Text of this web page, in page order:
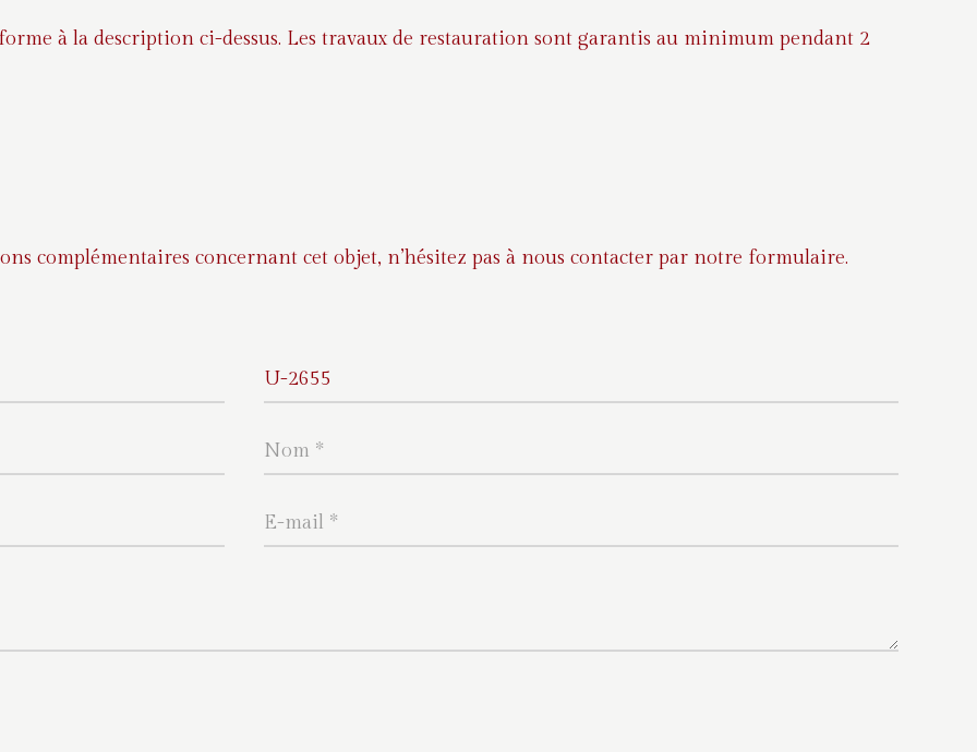
à la description ci-dessus. Les travaux de restauration sont garantis au minimum pendant 2
complémentaires concernant cet objet, n’hésitez pas à nous contacter par notre formulaire.